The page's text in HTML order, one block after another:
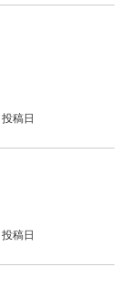
投稿日
投稿日